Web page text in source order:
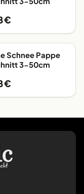
€
FERTIGUNG
Schnee Pappe
3-50cm
€